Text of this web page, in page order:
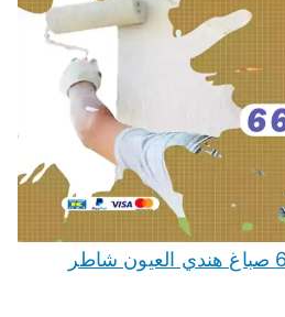
صباغ العيون 66616884 صباغ هندي العيون شاطر